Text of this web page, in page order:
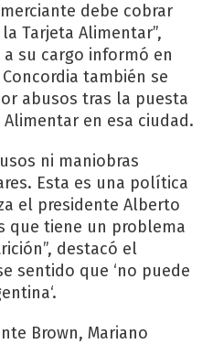
debe cobrar
Tarjeta Alimentar”,
su cargo informó en
también se
abusos tras la puesta
en esa ciudad.
ni maniobras
Esta es una política
el presidente Alberto
que tiene un problema
destacó el
sentido que ‘no puede
Brown, Mariano